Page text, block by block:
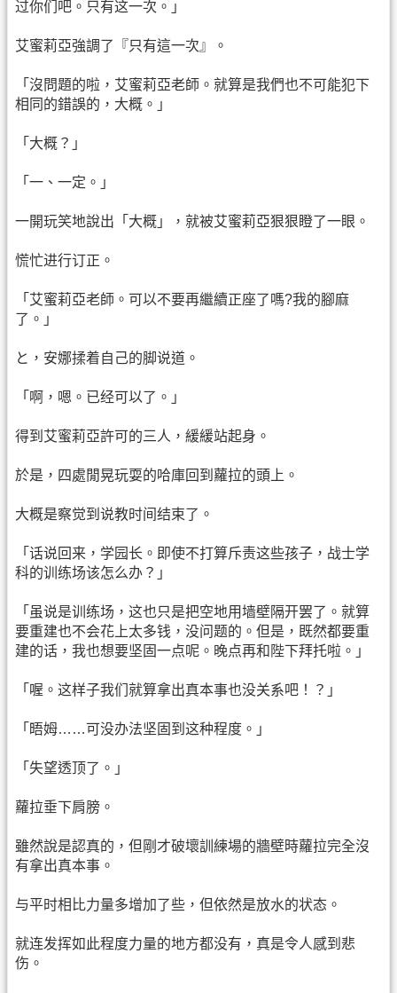
过你们吧。只有这一次。」
艾蜜莉亞強調了『只有這一次』。
「沒問題的啦，艾蜜莉亞老師。就算是我們也不可能犯下
相同的錯誤的，大概。」
「大概？」
「一、一定。」
一開玩笑地說出「大概」，就被艾蜜莉亞狠狠瞪了一眼。
慌忙进行订正。
「艾蜜莉亞老師。可以不要再繼續正座了嗎?我的腳麻
了。」
と，安娜揉着自己的脚说道。
「啊，嗯。已经可以了。」
得到艾蜜莉亞許可的三人，緩緩站起身。
於是，四處閒晃玩耍的哈庫回到蘿拉的頭上。
大概是察觉到说教时间结束了。
「话说回来，学园长。即使不打算斥责这些孩子，战士学
科的训练场该怎么办？」
「虽说是训练场，这也只是把空地用墙壁隔开罢了。就算
要重建也不会花上太多钱，没问题的。但是，既然都要重
建的话，我也想要坚固一点呢。晚点再和陛下拜托啦。」
「喔。这样子我们就算拿出真本事也没关系吧！？」
「晤姆……可没办法坚固到这种程度。」
「失望透顶了。」
蘿拉垂下肩膀。
雖然說是認真的，但剛才破壞訓練場的牆壁時蘿拉完全沒
有拿出真本事。
与平时相比力量多增加了些，但依然是放水的状态。
就连发挥如此程度力量的地方都没有，真是令人感到悲
伤。